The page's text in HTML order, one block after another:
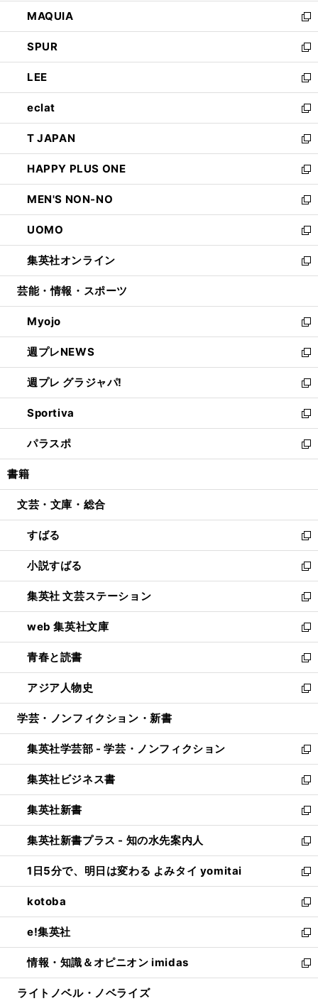
ド
ウ
で
開
く
ウ
ィ
ン
ド
ウ
で
開
く
し
い
ウ
ィ
ン
ド
ウ
で
開
く
MAQUIA
新
し
い
ウ
ィ
ン
ド
ウ
で
開
く
SPUR
新
し
い
ウ
ィ
ン
ド
ウ
で
開
く
LEE
新
し
い
ウ
ィ
ン
ド
ウ
で
開
く
eclat
新
し
い
ウ
ィ
ン
ド
ウ
で
開
く
T JAPAN
新
し
い
ウ
ィ
ン
ド
ウ
で
開
HAPPY PLUS ONE
新
し
い
ウ
ィ
ン
ド
ウ
開
く
MEN'S NON-NO
新
し
い
ウ
ィ
ン
ウ
で
開
く
UOMO
新
し
い
ウ
ン
ド
ウ
で
開
く
集英社オンライン
新
し
ウ
ィ
ン
ド
ウ
で
開
く
芸能・情報・スポーツ
Myojo
新
し
い
ウ
ィ
ン
ド
ウ
で
開
週プレNEWS
新
し
い
ウ
ィ
ン
ド
ウ
開
週プレ グラジャパ!
新
し
い
ウ
ィ
ン
ウ
開
く
Sportiva
新
し
い
ウ
ン
ウ
で
開
く
パラスポ
新
し
ウ
ン
ド
ウ
で
開
く
書籍
文芸・文庫・総合
すばる
新
し
い
ウ
ィ
ン
ド
ウ
で
開
く
小説すばる
新
し
い
ウ
ィ
ン
ド
ウ
で
開
集英社 文芸ステーション
新
し
い
ウ
ィ
ン
ド
ウ
開
く
web 集英社文庫
新
し
い
ウ
ィ
ン
ウ
で
開
く
青春と読書
新
し
い
ウ
ン
ド
ウ
で
開
く
アジア人物史
新
し
ウ
ィ
ン
ド
ウ
で
開
く
学芸・ノンフィクション・新書
集英社学芸部 - 学芸・ノンフィクション
新
し
い
ウ
ィ
ン
ド
ウ
で
開
く
集英社ビジネス書
新
し
い
ウ
ィ
ン
ド
ウ
で
開
く
集英社新書
新
し
い
ウ
ィ
ン
ド
ウ
で
開
く
集英社新書プラス - 知の水先案内人
新
し
い
ウ
ィ
ン
ド
ウ
で
開
1日5分で、明日は変わる よみタイ yomitai
新
し
い
ウ
ィ
ン
ド
ウ
kotoba
新
し
い
ウ
ィ
ン
e!集英社
新
し
い
ウ
情報・知識＆オピニオン imidas
新
し
ライトノベル・ノベライズ